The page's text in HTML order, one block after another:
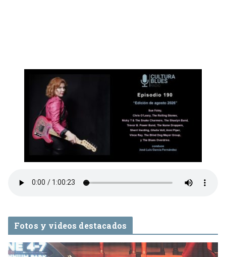
Fotos y videos destacados